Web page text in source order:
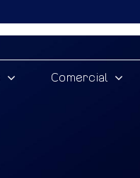
Comercial